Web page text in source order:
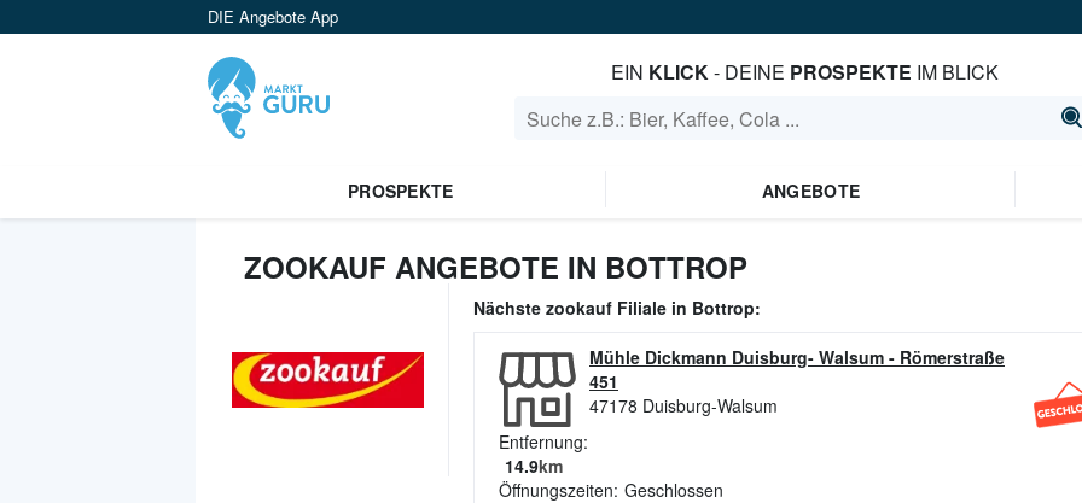
DIE Angebote App
EIN KLICK- DEINE PROSPEKTE IM BLICK
PROSPEKTE ANGEBOTE
ZOOKAUF ANGEBOTE IN BOTTROP
Nächste zookauf Filiale in Bottrop:
Mühle Dickmann Duisburg- Walsum - Römerstraße
451
47178 Duisburg-Walsum
Entfernung:
14.9km
Öffnungszeiten: Geschlossen